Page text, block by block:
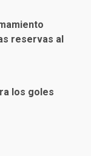
reservas al
los goles